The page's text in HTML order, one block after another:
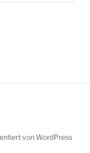
von WordPress